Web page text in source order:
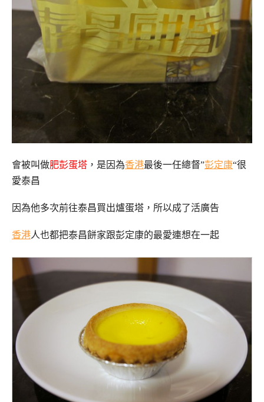
會被叫做肥彭蛋塔 ，是因為香港最後一任總督”彭定康“很
愛泰昌
因為他多次前往泰昌買出爐蛋塔，所以成了活廣告
香港人也都把泰昌餅家跟彭定康的最愛連想在一起